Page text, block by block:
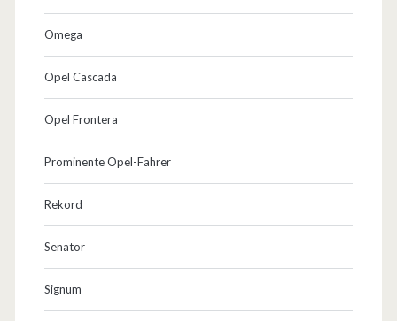
Omega
Opel Cascada
Opel Frontera
Prominente Opel-Fahrer
Rekord
Senator
Signum